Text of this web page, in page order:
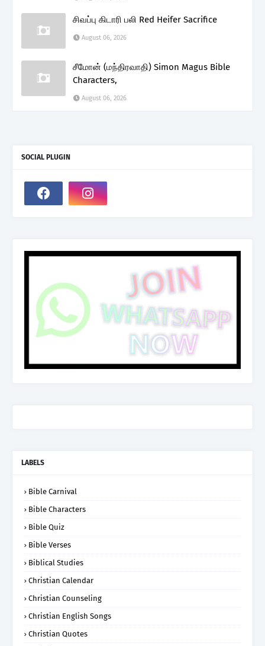
சிவப்பு கிடாரி பலி Red Heifer Sacrifice
August 06, 2026
சீமோன் (மந்திரவாதி) Simon Magus Bible
Characters,
August 06, 2026
SOCIAL PLUGIN
LABELS
Bible Carnival
Bible Characters
Bible Quiz
Bible Verses
Biblical Studies
Christian Calendar
Christian Counseling
Christian English Songs
Christian Quotes